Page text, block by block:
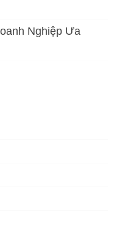
Nghiệp Ưa